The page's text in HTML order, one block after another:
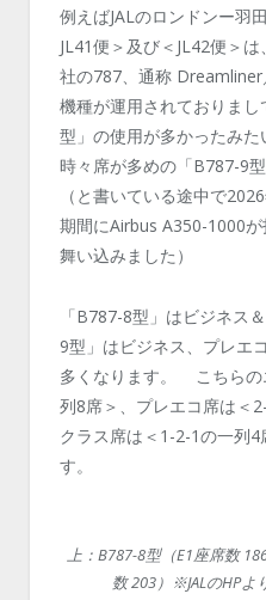
例えばJALのロンドンー羽
JL41便＞及び＜JL42便＞
社の787、通称
機種が運用されておりま
型」の使用が多かったみ
時々席が多めの「B787-9
（と書いている途中で
期間にAirbus A350-1000
舞い込みました）
「B787-8型」はビジネス
9型」はビジネス、プレエ
多くなります。 こちらの
列8席＞、プレエコ席は＜
クラス席は＜1-2-1の一列4
す。
上：B787-8型（E1座席数
数 203）※JALのHPよ